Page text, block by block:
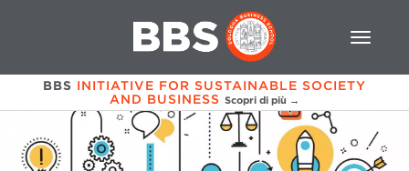
BBS INITIATIVE FOR SUSTAINABLE SOCIETY
AND BUSINESS Scopri di più →